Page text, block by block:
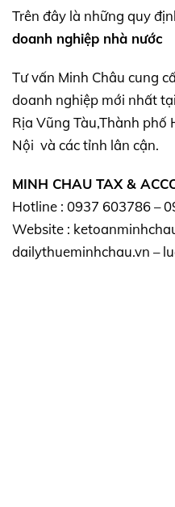
Trên đây là những quy
doanh nghiệp nhà nước
Tư vấn Minh Châu cung
doanh nghiệp mới nhất
Rịa Vũng Tàu,Thành phố
Nội và các tỉnh lân cận.
MINH CHAU TAX &
Hotline : 0937 603786 –
Website :
dailythueminhchau.vn –